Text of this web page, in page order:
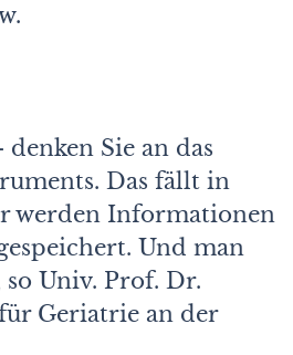
Sie an das
Das fällt in
werden Informationen
Und man
Univ. Prof. Dr.
Geriatrie an der